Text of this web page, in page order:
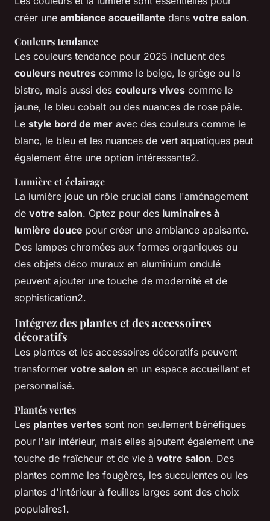
créer une ambiance accueillante dans votre salon.
Couleurs tendance
Les couleurs tendance pour 2025 incluent des
couleurs neutres comme le beige, le grège ou le
bistre, mais aussi des couleurs vives comme le
jaune, le bleu cobalt ou des nuances de rose pâle.
Le style bord de mer avec des couleurs comme le
blanc, le bleu et les nuances de vert aquatiques peut
également être une option intéressante2.
Lumière et éclairage
La lumière joue un rôle crucial dans l'aménagement
de votre salon. Optez pour des luminaires à
lumière douce pour créer une ambiance apaisante.
Des lampes chromées aux formes organiques ou
des objets déco muraux en aluminium ondulé
peuvent ajouter une touche de modernité et de
sophistication2.
Intégrez des plantes et des accessoires
décoratifs
Les plantes et les accessoires décoratifs peuvent
transformer votre salon en un espace accueillant et
personnalisé.
Plantés vertes
Les plantes vertes sont non seulement bénéfiques
pour l'air intérieur, mais elles ajoutent également une
touche de fraîcheur et de vie à votre salon. Des
plantes comme les fougères, les succulentes ou les
plantes d'intérieur à feuilles larges sont des choix
populaires1.